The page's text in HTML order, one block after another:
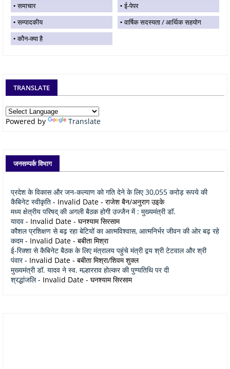
समाचार
ई-पेपर
सम्पादकीय
वार्षिक सदस्यता / आर्थिक सहयोग
कौन-क्या है
TRANSLATE
Powered by Translate
जनसम्पर्क विभाग
प्रदेश के विकास और जन-कल्याण को गति देने के लिए 30,055 करोड़ रूपये की
कैबिनेट स्वीकृति - Invalid Date - राजेश बैन/अनुराग उइके
मध्य क्षेत्रीय परिषद् की अगली बैठक होगी उज्जैन में : मुख्यमंत्री डॉ.
यादव - Invalid Date - घनश्याम सिरसाम
कौशल प्रशिक्षण से बढ़ रहा बेटियों का आत्मविश्वास, आत्मनिर्भर जीवन की ओर बढ़ रहे
कदम- Invalid Date - बबीता मिश्रा
ई-रिक्शा से कैबिनेट बैठक के लिए मंत्रालय पहुंचे मंत्री द्वय श्री टेटवाल और श्री
पंवार- Invalid Date - बबीता मिश्रा/शिवम शुक्ल
मुख्यमंत्री डॉ. यादव ने स्व. मल्हारराव होल्कर की पुण्यतिथि पर दी
श्रद्धांजलि- Invalid Date - घनश्याम सिरसाम